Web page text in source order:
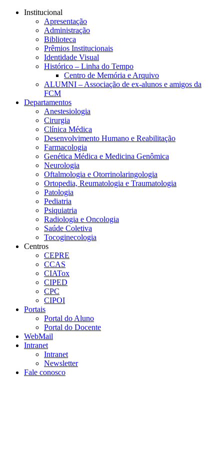
Conteúdo principal
Institucional
Apresentação
Administração
Biblioteca
Prêmios Institucionais
Identidade Visual
Histórico – Linha do Tempo
Centro de Memória e Arquivo
ALUMNI – Associação de ex-alunos e amigos da
FCM
Departamentos
Anestesiologia
Cirurgia
Clínica Médica
Desenvolvimento Humano e Reabilitação
Farmacologia
Genética Médica e Medicina Genômica
Neurologia
Oftalmologia e Otorrinolaringologia
Ortopedia, Reumatologia e Traumatologia
Patologia
Pediatria
Psiquiatria
Radiologia e Oncologia
Saúde Coletiva
Tocoginecologia
Centros
CEPRE
CCAS
CIATox
CIPED
CPC
CIPOI
Portais
Portal do Aluno
Portal do Docente
WebMail
Intranet
Intranet
Newsletter
Fale conosco